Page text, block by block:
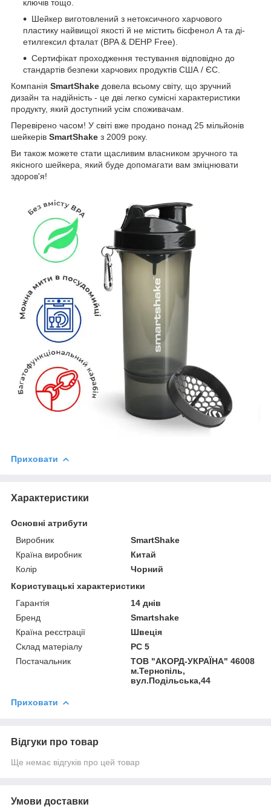
ключів тощо.
Шейкер виготовлений з нетоксичного харчового
пластику найвищої якості й не містить бісфенол А та ді-
етилгексил фталат (BPA & DEHP Free).
Сертифікат проходження тестування відповідно до
стандартів безпеки харчових продуктів США / ЄС.
Компанія SmartShake довела всьому світу, що зручний
дизайн та надійність - це дві легко сумісні характеристики
продукту, який доступний усім споживачам.
Перевірено часом! У світі вже продано понад 25 мільйонів
шейкерів SmartShake з 2009 року.
Ви також можете стати щасливим власником зручного та
якісного шейкера, який буде допомагати вам зміцнювати
здоров'я!
Приховати
Характеристики
Основні атрибути
Виробник
SmartShake
Країна виробник
Китай
Колір
Чорний
Користувацькi характеристики
Гарантія
14 днів
Бренд
Smartshake
Країна реєстрації
Швеція
Склад матеріалу
PC 5
Постачальник
ТОВ "АКОРД-УКРАЇНА" 46008
м.Тернопіль,
вул.Подільська,44
Приховати
Відгуки про товар
Ще немає відгуків про цей товар
Умови доставки